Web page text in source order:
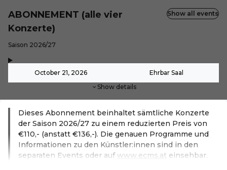
ABONNEMENT (alle vier
Konzerte)
-Saison 2026/27
October 21, 2026 Ehrbar Saal
Show details
Show all events
Dieses Abonnement beinhaltet sämtliche Konzerte
der Saison 2026/27 zu einem reduzierten Preis von
€110,- (anstatt €136,-). Die genauen Programme und
Informationen zu den Künstler:innen sind in den
separaten Events oder aufwww.ecms.at einsehbar.